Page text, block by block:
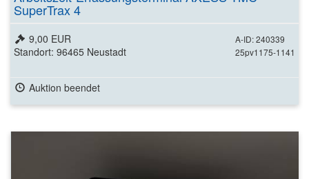
SuperTrax 4
A-ID: 240339
25pv1175-1141
9,00 EUR
Standort: 96465 Neustadt
Auktion beendet